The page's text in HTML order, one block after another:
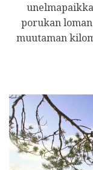
porukan
muutaman